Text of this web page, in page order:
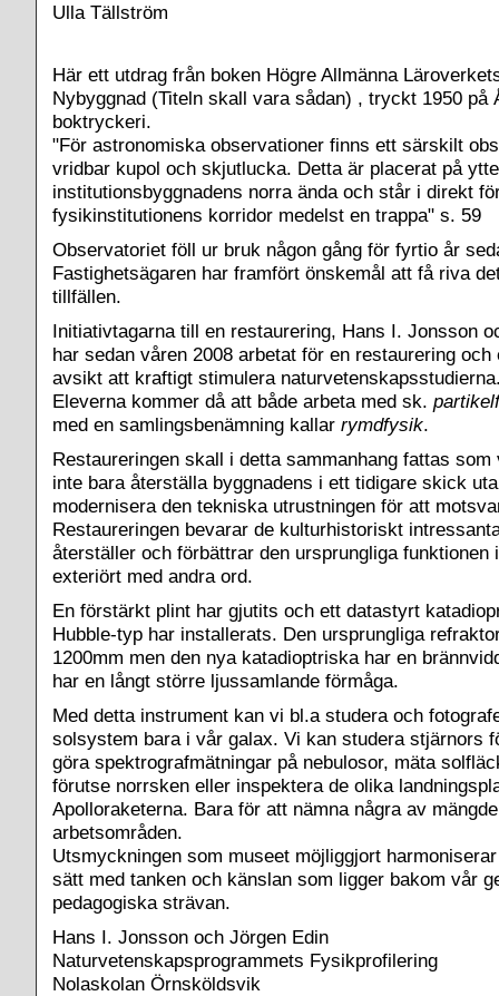
Ulla Tällström
Här ett utdrag från boken Högre Allmänna
Nybyggnad (Titeln skall vara sådan) , tryckt 1950 på
boktryckeri.
"För astronomiska observationer finns ett särskilt
vridbar kupol och skjutlucka. Detta är placerat på
institutionsbyggnadens norra ända och står i direkt
fysikinstitutionens korridor medelst en trappa" s. 59
Observatoriet föll ur bruk någon gång för fyrtio år
Fastighetsägaren har framfört önskemål att få riva
tillfällen.
Initiativtagarna till en restaurering, Hans I. Jonsson
har sedan våren 2008 arbetat för en restaurering och
avsikt att kraftigt stimulera
Eleverna kommer då att både arbeta med sk.
med en samlingsbenämning kallar rymdfysik.
Restaureringen skall i detta sammanhang fattas
inte bara återställa byggnadens i ett tidigare skick
modernisera den tekniska utrustningen för att
Restaureringen bevarar de kulturhistoriskt
återställer och förbättrar den ursprungliga funktionen
exteriört med andra ord.
En förstärkt plint har gjutits och ett datastyrt
Hubble-typ har installerats. Den ursprungliga
1200mm men den nya katadioptriska har en
har en långt större ljussamlande förmåga.
Med detta instrument kan vi bl.a studera och
solsystem bara i vår galax. Vi kan studera stjärnors
göra spektrografmätningar på nebulosor, mäta
förutse norrsken eller inspektera de olika
Apolloraketerna. Bara för att nämna några av
arbetsområden.
Utsmyckningen som museet möjliggjort
sätt med tanken och känslan som ligger bakom vår
pedagogiska strävan.
Hans I. Jonsson och Jörgen Edin
Naturvetenskapsprogrammets Fysikprofilering
Nolaskolan Örnsköldsvik